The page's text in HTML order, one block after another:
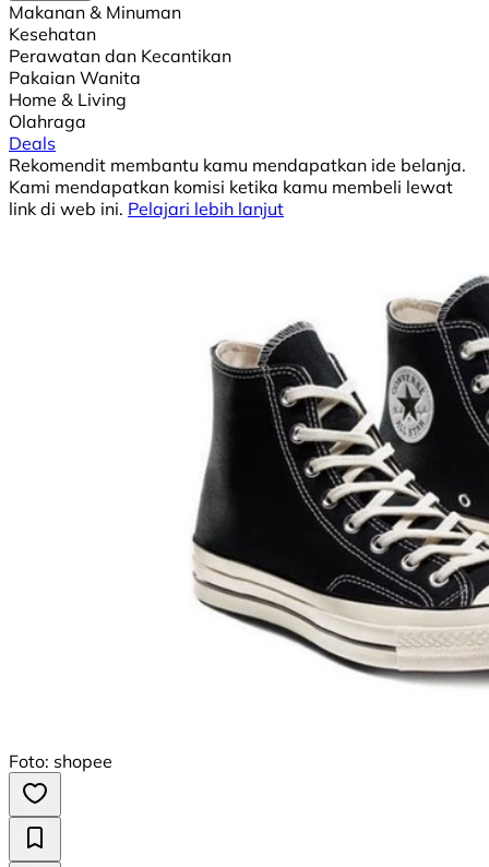
Makanan & Minuman
Kesehatan
Perawatan dan Kecantikan
Pakaian Wanita
Home & Living
Olahraga
Deals
Rekomendit membantu kamu mendapatkan ide belanja.
Kami mendapatkan komisi ketika kamu membeli lewat
link di web ini. Pelajari lebih lanjut
Foto: shopee